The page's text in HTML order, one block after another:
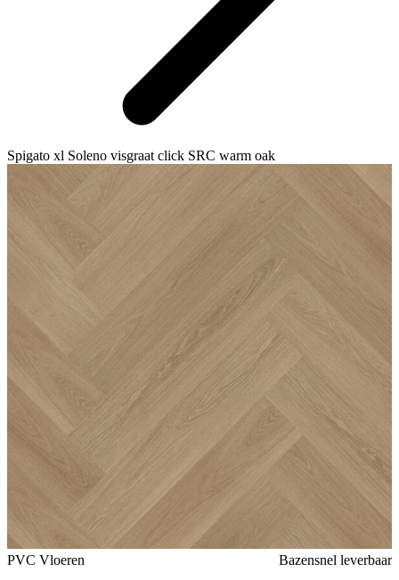
Spigato xl Soleno visgraat click SRC warm oak
Voeg toe of verwijder Spigato xl Soleno visgraat click SRC warm
PVC Vloeren
Bazensnel leverbaar